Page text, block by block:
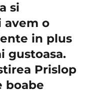
si
avem o
in plus
gustoasa.
Prislop
boabe